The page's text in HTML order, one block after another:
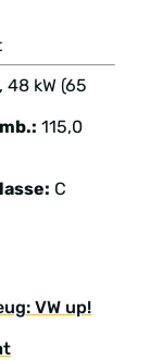
48 kW (65
115,0
C
VW up!